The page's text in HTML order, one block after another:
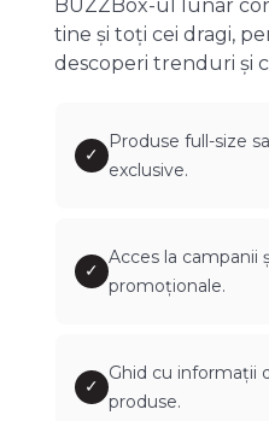
BUZZBox-ul lunar
tine și toți cei dragi,
descoperi trenduri și
✓
Produse full-size
exclusive.
✓
Acces la campanii
promoționale.
✓
Ghid cu informații
produse.